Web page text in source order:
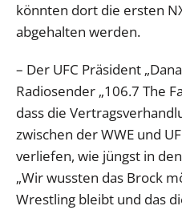
könnten dort die ersten
abgehalten werden.
– Der UFC Präsident
Radiosender „106.7 The
dass die
zwischen der WWE und
verliefen, wie jüngst in
„Wir wussten das Brock
Wrestling bleibt und das